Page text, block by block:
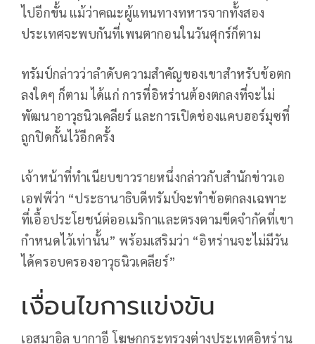
ไปอีกขั้น แม้ว่าคณะผู้แทนทางทหารจากทั้งสอง
ประเทศจะพบกันที่เพนตากอนในวันศุกร์ก็ตาม
ทรัมป์กล่าวว่าลำดับความสำคัญของเขาสำหรับข้อตก
ลงใดๆ ก็ตาม ได้แก่ การที่อิหร่านต้องตกลงที่จะไม่
พัฒนาอาวุธนิวเคลียร์ และการเปิดช่องแคบฮอร์มุซที่
ถูกปิดกั้นไว้อีกครั้ง
เจ้าหน้าที่ทำเนียบขาวรายหนึ่งกล่าวกับสำนักข่าวเอ
เอฟพีว่า “ประธานาธิบดีทรัมป์จะทำข้อตกลงเฉพาะ
ที่เอื้อประโยชน์ต่ออเมริกาและตรงตามขีดจำกัดที่เขา
กำหนดไว้เท่านั้น” พร้อมเสริมว่า “อิหร่านจะไม่มีวัน
ได้ครอบครองอาวุธนิวเคลียร์”
เงื่อนไขการแข่งขัน
เอสมาอิล บากาอี โฆษกกระทรวงต่างประเทศอิหร่าน